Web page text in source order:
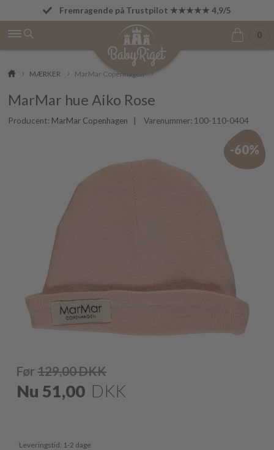
Fri fragt fra 499 kr.
Fremragende på Trustpilot ★★★★★ 4,9/5
0
MÆRKER MarMar Copenhagen
MarMar hue Aiko Rose
Producent: MarMar Copenhagen | Varenummer: 100-110-0404
-60%
Før129,00DKK
Nu 51,00 DKK
Leveringstid: 1-2 dage